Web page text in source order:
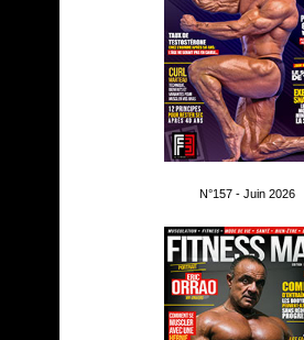
N°157 - Juin 2026